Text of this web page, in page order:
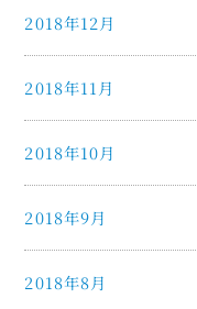
2018年12月
2018年11月
2018年10月
2018年9月
2018年8月